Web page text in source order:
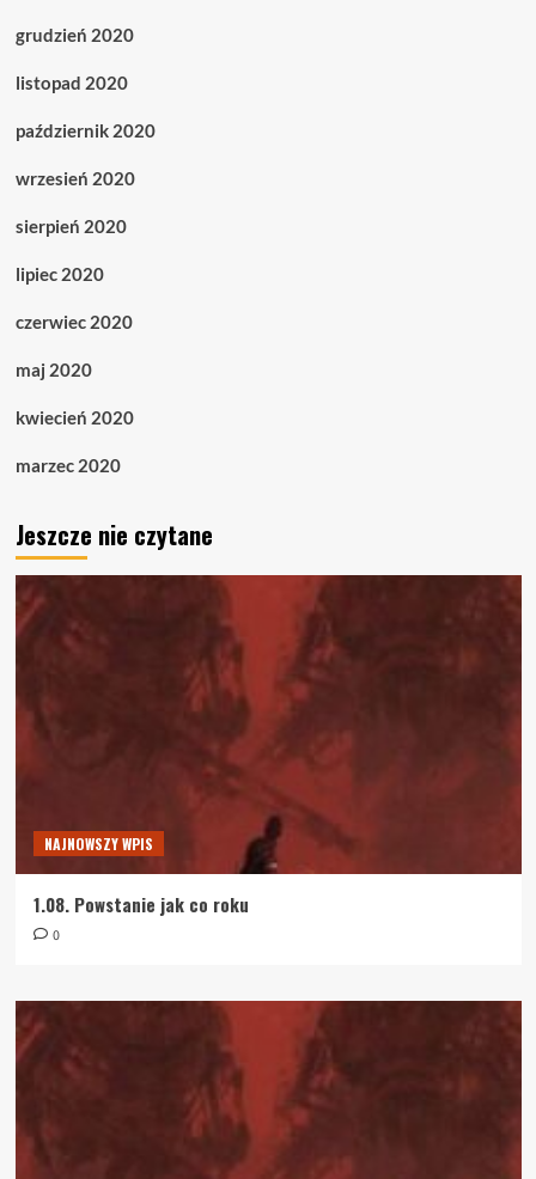
grudzień 2020
listopad 2020
październik 2020
wrzesień 2020
sierpień 2020
lipiec 2020
czerwiec 2020
maj 2020
kwiecień 2020
marzec 2020
Jeszcze nie czytane
NAJNOWSZY WPIS
1.08. Powstanie jak co roku
0